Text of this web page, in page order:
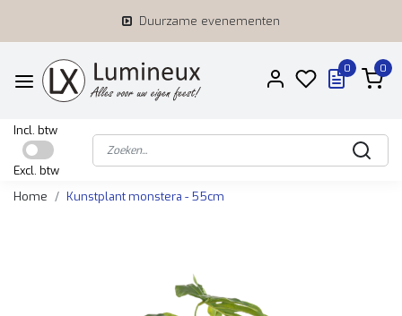
Duurzame evenementen
0 0
Incl. btw
Excl. btw
Home
Kunstplant monstera - 55cm